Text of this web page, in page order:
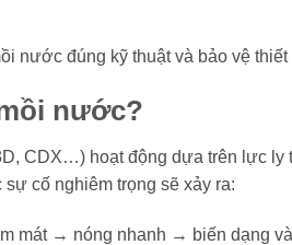
nước đúng kỹ thuật và bảo vệ thiết
nước?
CDX…) hoạt động dựa trên lực ly
cố nghiêm trọng sẽ xảy ra:
mát → nóng nhanh → biến dạng